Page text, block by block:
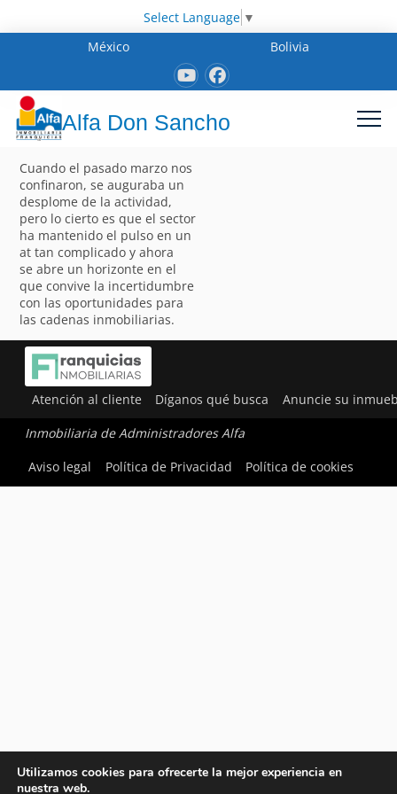
Select Language ▼
México
Bolivia
Alfa Don Sancho
Cuando el pasado marzo nos
confinaron, se auguraba un
desplome de la actividad,
pero lo cierto es que el sector
ha mantenido el pulso en un
at tan complicado y ahora
se abre un horizonte en el
que convive la incertidumbre
con las oportunidades para
las cadenas inmobiliarias.
Atención al cliente Díganos qué busca Anuncie su
Inmobiliaria de Administradores Alfa
Aviso legal
Política de Privacidad Política de cookies
Utilizamos cookies para ofrecerte la mejor experiencia en
nuestra web.